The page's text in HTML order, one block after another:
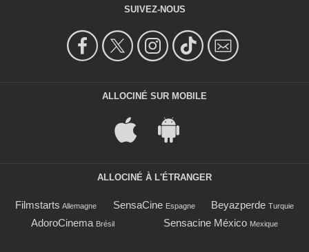
SUIVEZ-NOUS
ALLOCINÉ SUR MOBILE
ALLOCINÉ À L'ÉTRANGER
Filmstarts Allemagne SensaCine Espagne Beyazperde Turquie
AdoroCinema Brésil Sensacine México Mexique